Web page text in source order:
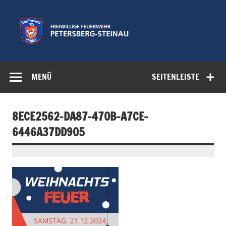
springen
Feuerwehr
Petersberg-
SEITENLEISTE
MENÜ
8ECE2562-DA87-470B-A7CE-
6446A37DD905